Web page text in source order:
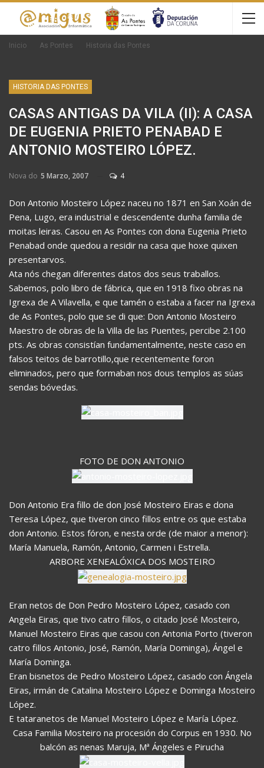
Inicio As Pontes Historia das Pontes
HISTORIA DAS PONTES
CASAS ANTIGAS DA VILA (II): A CASA
DE EUGENIA PRIETO PENABAD E
ANTONIO MOSTEIRO LÓPEZ.
Nova do 5 Marzo, 2007 4
Don Antonio Mosteiro López naceu no 1871 en San Xoán de
Pena, Lugo, era industrial e descendente dunha familia de
moitas leiras. Casou en As Pontes con dona Eugenia Prieto
Penabad onde quedou a residir na casa que hoxe quixen
presentarvos.
Ata nós chegan diferentes datos dos seus traballos.
Sabemos, polo libro de fábrica, que en 1918 fixo obras na
Igrexa de A Vilavella, e que tamén o estaba a facer na Igrexa
de As Pontes, polo que se di que: Don Antonio Mosteiro
Maestro de obras de la Villa de las Puentes, percibe 2.100
pts. As obras consistían fundamentalmente, neste caso en
falsos teitos de barrotillo,que recentemente foron
eliminados, pero que formaban nos dous templos as súas
sendas bóvedas.
FOTO DE DON ANTONIO
Don Antonio Era fillo de don José Mosteiro Eiras e dona
Teresa López, que tiveron cinco fillos entre os que estaba
don Antonio. Estos fóron, e nesta orde (de maior a menor):
María Manuela, Ramón, Antonio, Carmen i Estrella.
ARBORE XENEALÓXICA DOS MOSTEIRO
Eran netos de Don Pedro Mosteiro López, casado con
Angela Eiras, que tivo catro fillos, o citado José Mosteiro,
Manuel Mosteiro Eiras que casou con Antonia Porto (tiveron
catro fillos Antonio, José, Ramón, María Dominga), Ángel e
María Dominga.
Eran bisnetos de Pedro Mosteiro López, casado con Ángela
Eiras, irmán de Catalina Mosteiro López e Dominga Mosteiro
López.
E tataranetos de Manuel Mosteiro López e María López.
Casa Familia Mosteiro na procesión do Corpus en 1930. No
balcón as nenas Maruja, Mª Ángeles e Pirucha